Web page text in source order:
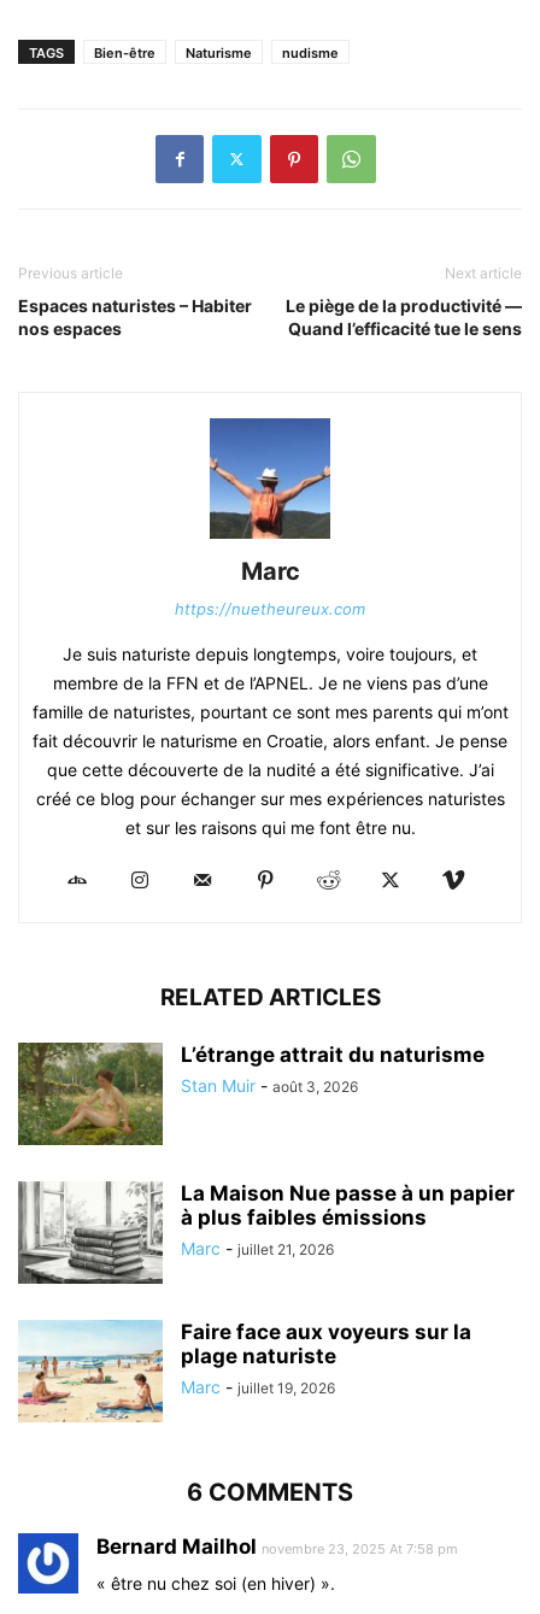
TAGS Bien-être Naturisme nudisme
Previous article
Espaces naturistes – Habiter
nos espaces
Next article
Le piège de la productivité —
Quand l’efficacité tue le sens
Marc
https://nuetheureux.com
Je suis naturiste depuis longtemps, voire toujours, et
membre de la FFN et de l’APNEL. Je ne viens pas d’une
famille de naturistes, pourtant ce sont mes parents qui m’ont
fait découvrir le naturisme en Croatie, alors enfant. Je pense
que cette découverte de la nudité a été significative. J’ai
créé ce blog pour échanger sur mes expériences naturistes
et sur les raisons qui me font être nu.
RELATED ARTICLES
L’étrange attrait du naturisme
Stan Muir - août 3, 2026
La Maison Nue passe à un papier
à plus faibles émissions
Marc - juillet 21, 2026
Faire face aux voyeurs sur la
plage naturiste
Marc - juillet 19, 2026
6 COMMENTS
Bernard Mailhol novembre 23, 2025 At 7:58 pm
« être nu chez soi (en hiver) ».